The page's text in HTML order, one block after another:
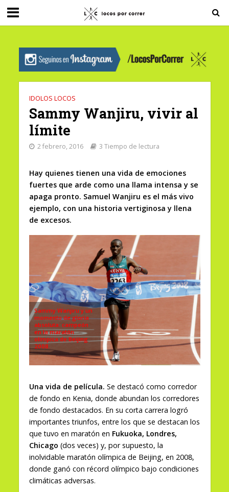
G-0X2PD3RFLV
IDOLOS LOCOS
Sammy Wanjiru, vivir al
límite
2 febrero, 2016 3 Tiempo de lectura
Hay quienes tienen una vida de emociones
fuertes que arde como una llama intensa y se
apaga pronto. Samuel Wanjiru es el más vivo
ejemplo, con una historia vertiginosa y llena
de excesos.
Sammy Wanjiru y un
momento de gloria
absoluta: campeón
en la maratón
olímpica de Beijing
2008.
Una vida de película. Se destacó como corredor
de fondo en Kenia, donde abundan los corredores
de fondo destacados. En su corta carrera logró
importantes triunfos, entre los que se destacan los
que tuvo en maratón en Fukuoka, Londres,
Chicago (dos veces) y, por supuesto, la
inolvidable maratón olímpica de Beijing, en 2008,
donde ganó con récord olímpico bajo condiciones
climáticas adversas.